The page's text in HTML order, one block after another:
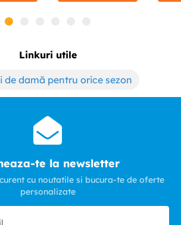
Linkuri utile
de damă pentru orice sezon
te la newsletter
cu noutatile si bucura-te de oferte
personalizate